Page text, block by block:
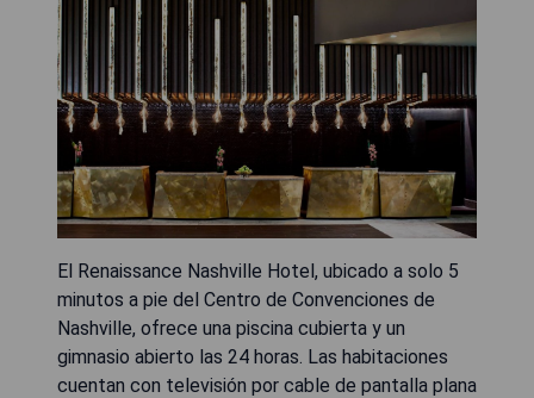
El Renaissance Nashville Hotel, ubicado a solo 5
minutos a pie del Centro de Convenciones de
Nashville, ofrece una piscina cubierta y un
gimnasio abierto las 24 horas. Las habitaciones
cuentan con televisión por cable de pantalla plana